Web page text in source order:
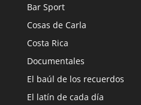
Bar Sport
Cosas de Carla
Costa Rica
Documentales
El baúl de los recuerdos
El latín de cada día